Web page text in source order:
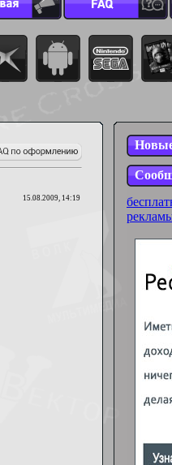
15.08.2009, 14:19